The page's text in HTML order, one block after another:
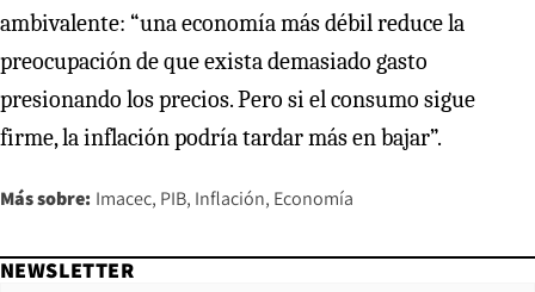
ambivalente: “una economía más débil reduce la
preocupación de que exista demasiado gasto
presionando los precios. Pero si el consumo sigue
firme, la inflación podría tardar más en bajar”.
Más sobre: Imacec PIB Inflación Economía
NEWSLETTER